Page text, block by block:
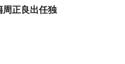
周正良出任独